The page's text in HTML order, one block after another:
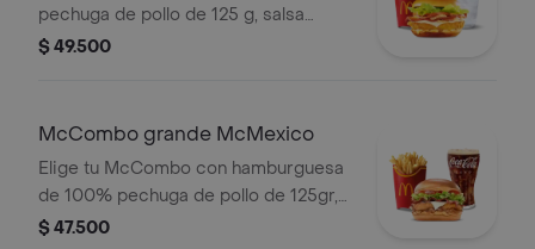
pechuga de pollo de 125 g, salsa
especial, lechuga fresca, tomate,
Acompañada de papas fritas grandes
y bebida grande a elección.
$ 49.500
McCombo grande McMexico
Elige tu McCombo con hamburguesa
de 100% pechuga de pollo de 125gr,
salsa Tajin, tomate, lechuga, tocineta,
$ 47.500